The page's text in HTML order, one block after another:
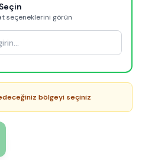
seçeneklerini görün
bölgeyi seçiniz